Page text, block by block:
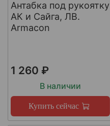
Антабка под рукоятку
АК и Сайга, ЛВ.
Armacon
1 260 ₽
В наличии
Купить сейчас